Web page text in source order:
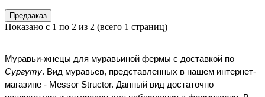
Предзаказ
Показано с 1 по 2 из 2 (всего 1 страниц)
Сургуту. Вид муравьев, представленных в нашем интернет-
магазине - Messor Structor. Данный вид достаточно